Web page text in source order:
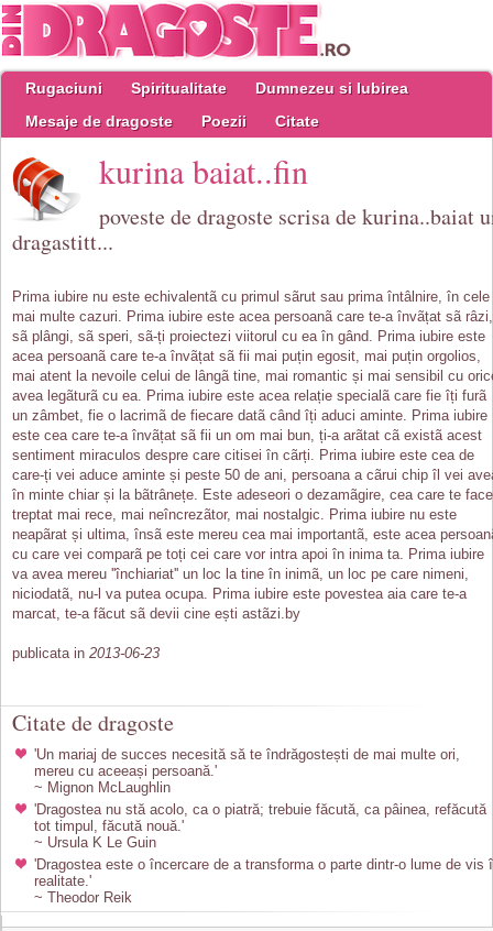
Rugaciuni Spiritualitate
Dumnezeu si Iubirea
Mesaje de dragoste
Poezii Citate
kurina baiat..fin
poveste de dragoste scrisa de kurina..baiat
dragastitt...
Prima iubire nu este echivalentã cu primul sãrut sau prima întâlnire, în cele
mai multe cazuri. Prima iubire este acea persoanã care te-a învãțat sã râzi,
sã plângi, sã speri, sã-ți proiectezi viitorul cu ea în gând. Prima iubire este
acea persoanã care te-a învãțat sã fii mai puțin egosit, mai puțin orgolios,
mai atent la nevoile celui de lângã tine, mai romantic și mai sensibil cu
avea legãturã cu ea. Prima iubire este acea relație specialã care fie îți furã
un zâmbet, fie o lacrimã de fiecare datã când îți aduci aminte. Prima iubire
este cea care te-a învãțat sã fii un om mai bun, ți-a arãtat cã existã acest
sentiment miraculos despre care citisei în cãrți. Prima iubire este cea de
care-ți vei aduce aminte și peste 50 de ani, persoana a cãrui chip îl vei
în minte chiar și la bãtrânețe. Este adeseori o dezamãgire, cea care te face
treptat mai rece, mai neîncrezãtor, mai nostalgic. Prima iubire nu este
neapãrat și ultima, însã este mereu cea mai importantã, este acea
cu care vei comparã pe toți cei care vor intra apoi în inima ta. Prima iubire
va avea mereu ''închiariat'' un loc la tine în inimã, un loc pe care nimeni,
niciodatã, nu-l va putea ocupa. Prima iubire este povestea aia care te-a
marcat, te-a fãcut sã devii cine ești astãzi.by
publicata in 2013-06-23
Citate de dragoste
'Un mariaj de succes necesită să te îndrăgostești de mai multe ori,
mereu cu aceeași persoană.'
~ Mignon McLaughlin
'Dragostea nu stă acolo, ca o piatră; trebuie făcută, ca pâinea, refăcută
tot timpul, făcută nouă.'
~ Ursula K Le Guin
'Dragostea este o încercare de a transforma o parte dintr-o lume de vis
realitate.'
~ Theodor Reik